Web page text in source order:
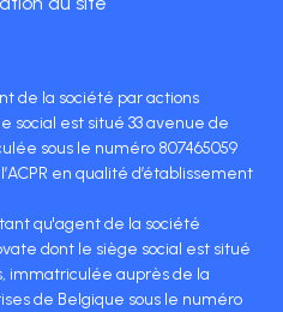
de la société par actions
social est situé 33 avenue de
sous le numéro 807465059
en qualité d’établissement
qu'agent de la société
dont le siège social est situé
immatriculée auprès de la
de Belgique sous le numéro